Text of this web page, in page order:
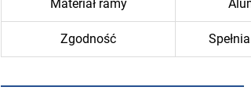
Materiał ramy
Zgodność